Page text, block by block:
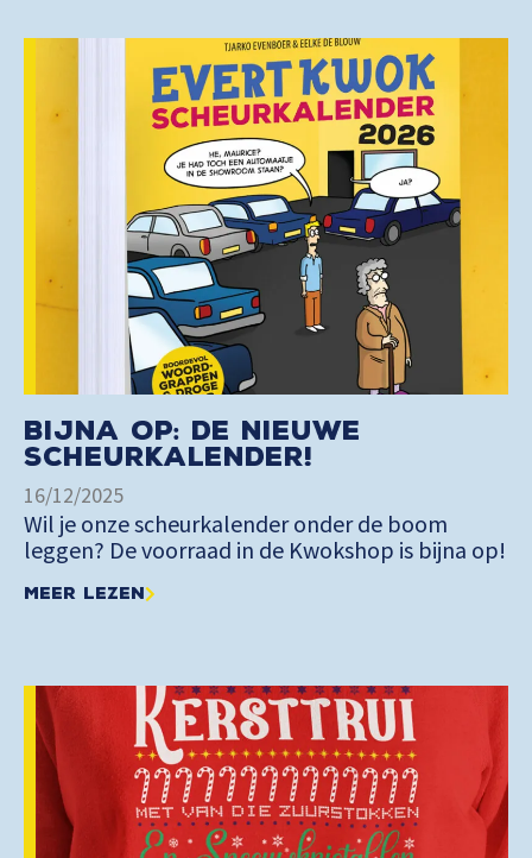
Bijna op: de nieuwe
scheurkalender!
16/12/2025
Wil je onze scheurkalender onder de boom
leggen? De voorraad in de Kwokshop is bijna op!
Meer lezen